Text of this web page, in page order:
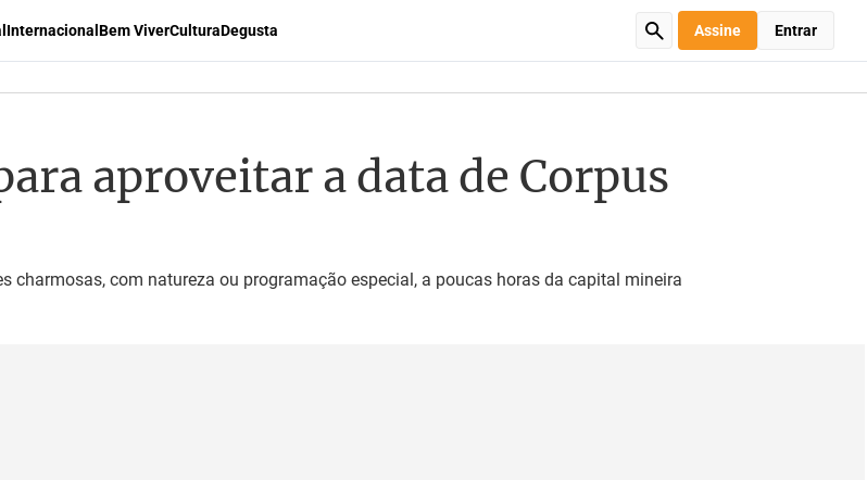
Internacional Bem ViverCulturaDegusta Assine Entrar
aproveitar a data de Corpus
charmosas, com natureza ou programação especial, a poucas horas da capital mineira